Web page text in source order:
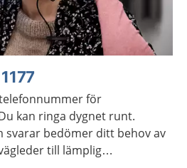
för
kan ringa dygnet runt.
svarar bedömer ditt behov av
till lämplig